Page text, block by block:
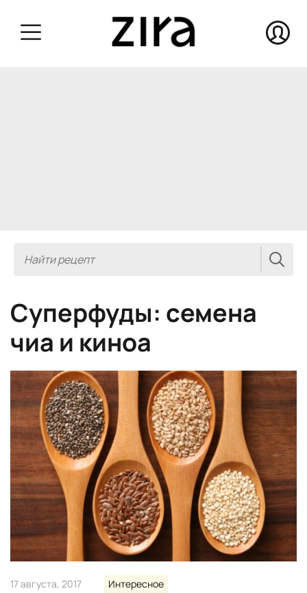
Суперфуды: семена
чиа и киноа
17 августа, 2017 Интересное